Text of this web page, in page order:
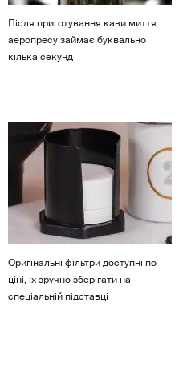
Після приготування кави миття
аеропресу займає буквально
кілька секунд
Оригінальні фільтри доступні по
ціні, їх зручно зберігати на
спеціальній підставці